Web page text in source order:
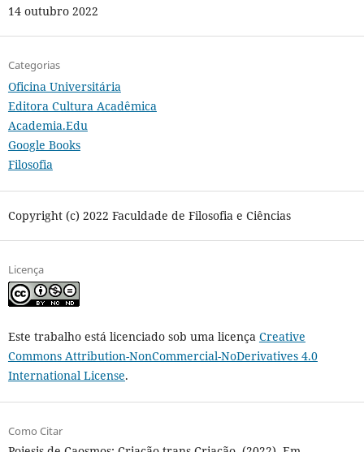
14 outubro 2022
Categorias
Oficina Universitária
Editora Cultura Acadêmica
Academia.Edu
Google Books
Filosofia
Copyright (c) 2022 Faculdade de Filosofia e Ciências
Licença
Este trabalho está licenciado sob uma licença Creative
Commons Attribution-NonCommercial-NoDerivatives 4.0
International License.
Como Citar